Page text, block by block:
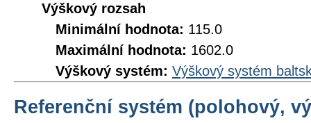
Výškový rozsah
Minimální hodnota: 115.0
Maximální hodnota: 1602.0
Výškový systém: Výškový systém
Referenční systém (polohový,